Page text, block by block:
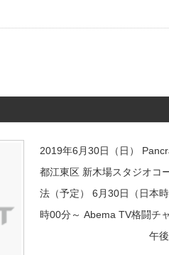
2019年6月30日（日）
都江東区 新木場スタジオコ
法（予定） 6月30日（日本
時00分～ Abema TV格闘チ
午後4時00